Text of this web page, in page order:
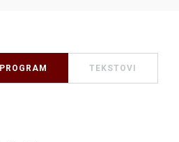
PROGRAM TEKSTOVI